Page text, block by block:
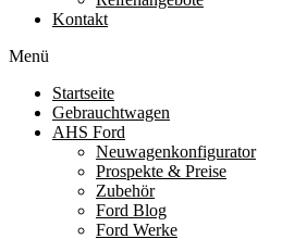
Kontakt
Menü
Startseite
Gebrauchtwagen
AHS Ford
Neuwagenkonfigurator
Prospekte & Preise
Zubehör
Ford Blog
Ford Werke